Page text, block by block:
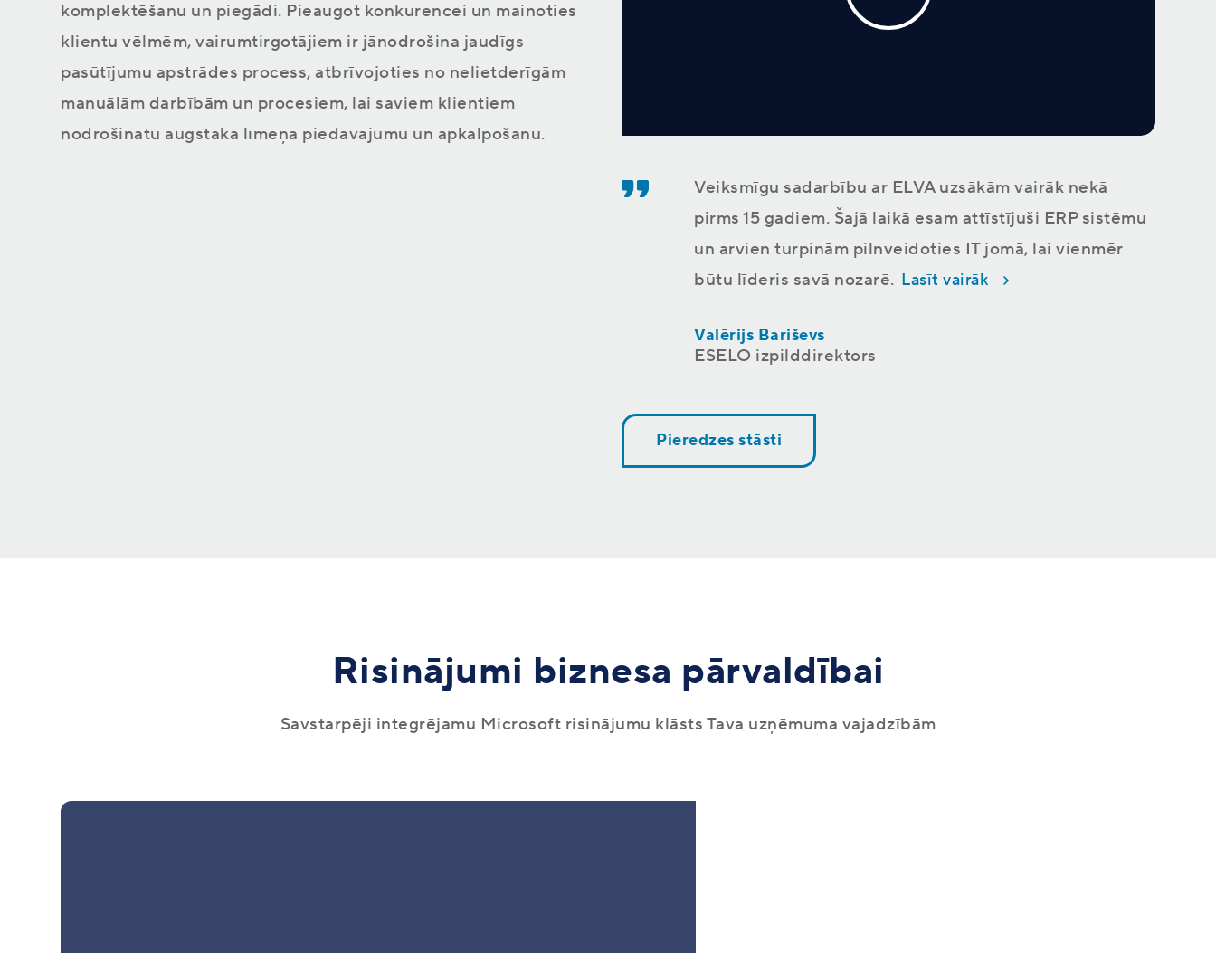
Visaptverošs klientu attiecību pārvaldības
risinājums
Visi raksti
komplektēšanu un piegādi. Pieaugot konkurencei un mainoties
klientu vēlmēm, vairumtirgotājiem ir jānodrošina jaudīgs
pasūtījumu apstrādes process, atbrīvojoties no nelietderīgām
manuālām darbībām un procesiem, lai saviem klientiem
nodrošinātu augstākā līmeņa piedāvājumu un apkalpošanu.
Veiksmīgu sadarbību ar ELVA uzsākām vairāk nekā
pirms 15 gadiem. Šajā laikā esam attīstījuši ERP sistēmu
un arvien turpinām pilnveidoties IT jomā, lai vienmēr
būtu līderis savā nozarē. Lasīt vairāk
Valērijs Bariševs
ESELO izpilddirektors
Pieredzes stāsti
Risinājumi biznesa pārvaldībai
Savstarpēji integrējamu Microsoft risinājumu klāsts Tava uzņēmuma vajadzībām